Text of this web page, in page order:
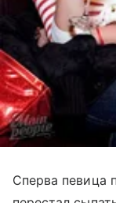
Сперва певица